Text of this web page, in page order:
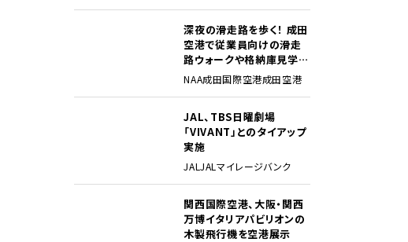
深夜の滑走路を歩く！ 成田
空港で従業員向けの滑走
路ウォークや格納庫見学イ
ベントを初開催
NAA成田国際空港成田空港
JAL、TBS日曜劇場
「VIVANT」とのタイアップ
実施
JALJALマイレージバンク
関西国際空港、大阪・関西
万博イタリアパビリオンの
木製飛行機を空港展示